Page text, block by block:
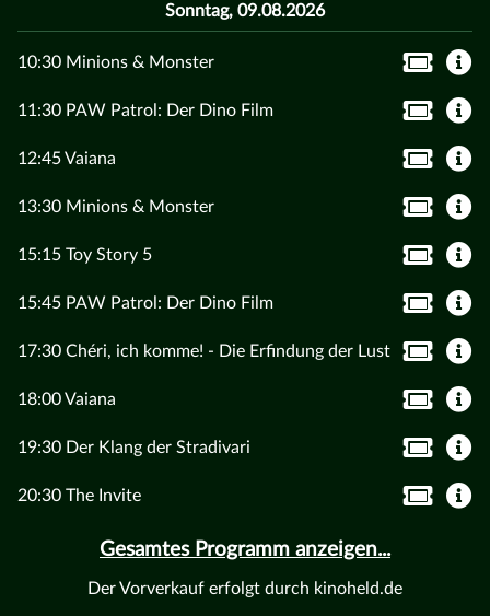
Sonntag, 09.08.2026
10:30 Minions & Monster
11:30 PAW Patrol: Der Dino Film
12:45 Vaiana
13:30 Minions & Monster
15:15 Toy Story 5
15:45 PAW Patrol: Der Dino Film
17:30 Chéri, ich komme! - Die Erfindung der Lust
18:00 Vaiana
19:30 Der Klang der Stradivari
20:30 The Invite
Gesamtes Programm anzeigen...
Der Vorverkauf erfolgt durch kinoheld.de